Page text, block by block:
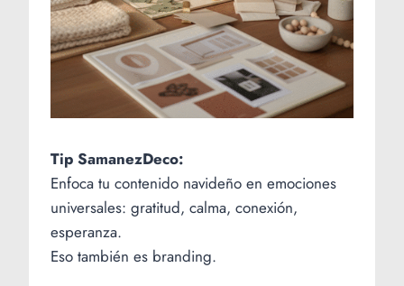
Tip SamanezDeco:
Enfoca tu contenido navideño en emociones
universales: gratitud, calma, conexión,
esperanza.
Eso también es branding.